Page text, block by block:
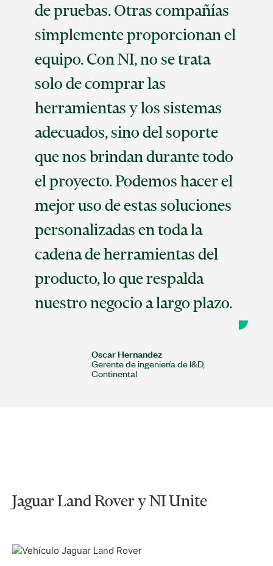
de pruebas. Otras compañías
simplemente proporcionan el
equipo. Con NI, no se trata
solo de comprar las
herramientas y los sistemas
adecuados, sino del soporte
que nos brindan durante todo
el proyecto. Podemos hacer el
mejor uso de estas soluciones
personalizadas en toda la
cadena de herramientas del
producto, lo que respalda
nuestro negocio a largo plazo.
Oscar Hernandez
Gerente de ingeniería de I&D,
Continental
​Jaguar Land Rover y NI Unite